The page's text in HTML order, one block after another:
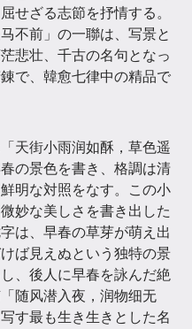
せざる志節を抒情する。
不前」の一聯は、写景と
悲壮、千古の名句となっ
で、韓愈七律中の精品で
天街小雨润如酥，草色遥
の景色を書き、格調は清
明な対照をなす。この小
妙な美しさを書き出した
は、早春の草芽が萌え出
ば見えぬという独特の景
、後人に早春を詠んだ絶
随风潜入夜，润物细无
す最も生き生きとした名